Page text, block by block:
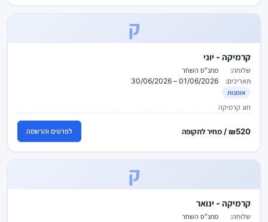
ק
קרמיקה - יוני
שלוחה:
מתנ"ס השחר
תאריכים:
01/06/2026 – 30/06/2026
אומנות
חוג קרמיקה
₪520 / מחיר לתקופה לפרטים והרשמה
ק
קרמיקה - ינואר
שלוחה:
מתנ"ס השחר